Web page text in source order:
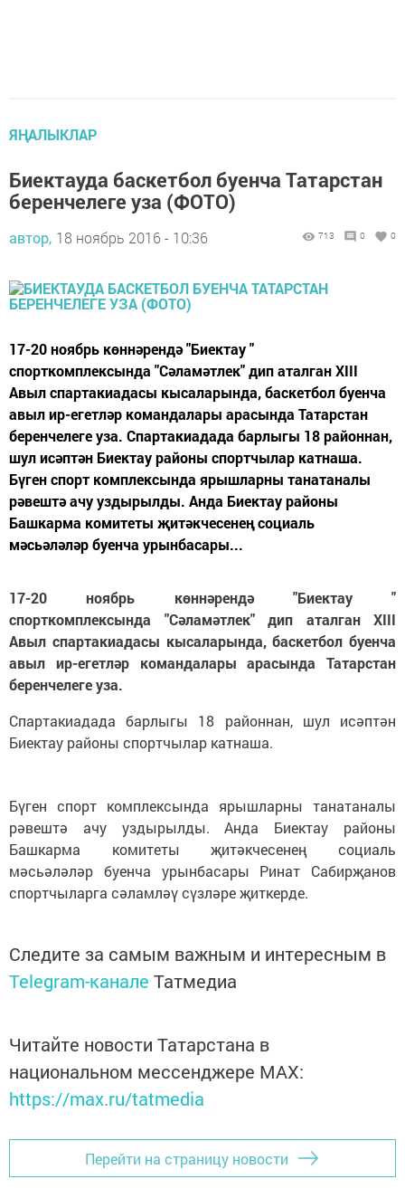
ЯҢАЛЫКЛАР
Биектауда баскетбол буенча Татарстан
беренчелеге уза (ФОТО)
автор, 18 ноябрь 2016 - 10:36 713 0 0
17-20 ноябрь көннәрендә "Биектау "
спорткомплексында "Сәламәтлек" дип аталган XIII
Авыл спартакиадасы кысаларында, баскетбол буенча
авыл ир-егетләр командалары арасында Татарстан
беренчелеге уза. Спартакиадада барлыгы 18 районнан,
шул исәптән Биектау районы спортчылар катнаша.
Бүген спорт комплексында ярышларны танатаналы
рәвештә ачу уздырылды. Анда Биектау районы
Башкарма комитеты җитәкчесенең социаль
мәсьәләләр буенча урынбасары...
17-20 ноябрь көннәрендә "Биектау "
спорткомплексында "Сәламәтлек" дип аталган XIII
Авыл спартакиадасы кысаларында, баскетбол буенча
авыл ир-егетләр командалары арасында Татарстан
беренчелеге уза.
Спартакиадада барлыгы 18 районнан, шул исәптән
Биектау районы спортчылар катнаша.
Бүген спорт комплексында ярышларны танатаналы
рәвештә ачу уздырылды. Анда Биектау районы
Башкарма комитеты җитәкчесенең социаль
мәсьәләләр буенча урынбасары Ринат Сабирҗанов
спортчыларга сәламләү сүзләре җиткерде.
Следите за самым важным и интересным в
Telegram-канале Татмедиа
Читайте новости Татарстана в
национальном мессенджере MАХ:
https://max.ru/tatmedia
Перейти на страницу новости